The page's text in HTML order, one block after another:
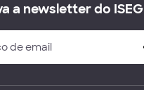
a newsletter do ISEG